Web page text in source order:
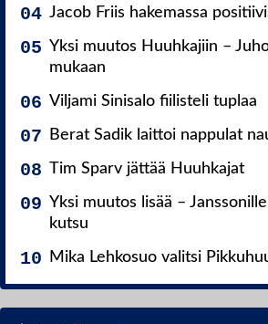
Jacob Friis hakemassa
Yksi muutos Huuhkajiin –
mukaan
Viljami Sinisalo fiilisteli tuplaa
Berat Sadik laittoi nappulat
Tim Sparv jättää Huuhkajat
Yksi muutos lisää –
kutsu
Mika Lehkosuo valitsi